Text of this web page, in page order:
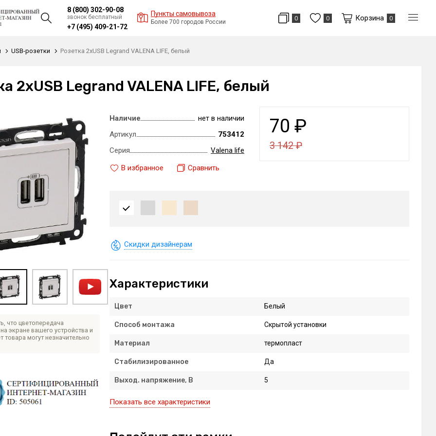
8 (800) 302-90-08
звонок бесплатный
+7 (495) 409-21-72
Пункты самовывоза
Более 700 городов России
0 0 Корзина 0
USB-розетки Розетка 2xUSB Legrand VALENA LIFE, белый
2xUSB Legrand VALENA LIFE, белый
что цветопередача
экране вашего устройства и
товара могут незначительно
70 ₽
3 142₽
Наличие
нет в наличии
Артикул
753412
Серия
Valena life
В избранное
Сравнить
Скидки дизайнерам
Характеристики
Цвет Белый
Способ монтажа Скрытой установки
Материал термопласт
Стабилизированное Да
Выход. напряжение, В 5
Показать все характеристики